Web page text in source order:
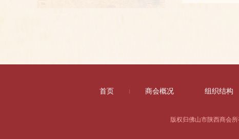
首页 商会概况 组织结构
版权归佛山市陕西商会